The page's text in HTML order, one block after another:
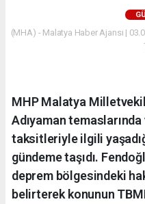
(MHA) - Malatya Haber Ajansı |
MHP Malatya
Adıyaman
taksitleriyle ilgili
gündeme taşıdı.
deprem bölgesindeki
belirterek konunun